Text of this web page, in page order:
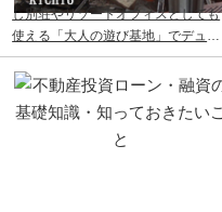
し別荘やリゾートオフィスとしても
使える「大人の遊び基地」でデュア
ルライフ